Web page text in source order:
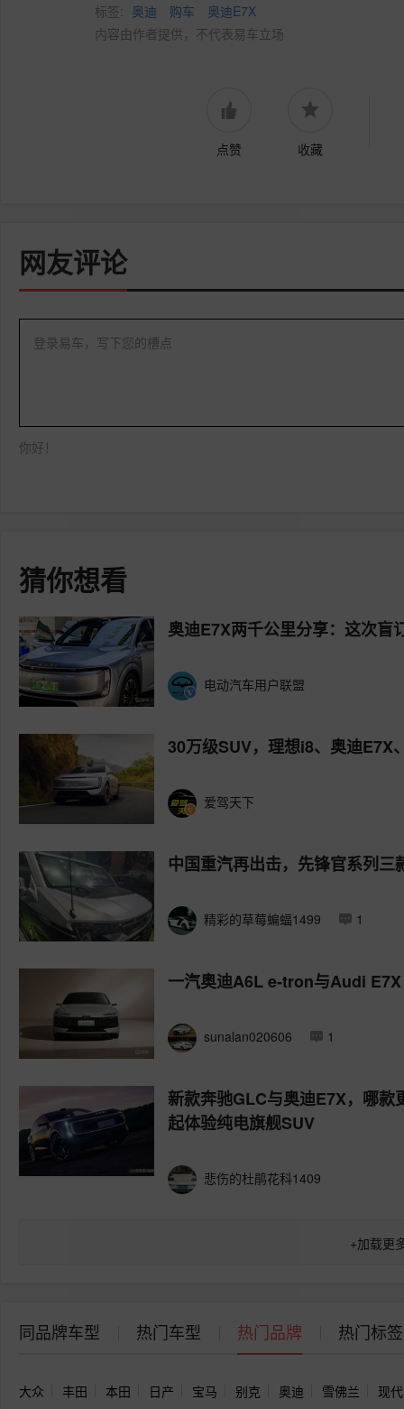
标签: 奥迪 购车
奥迪E7X
内容由作者提供，不代表易车立场
点赞 收藏
网友评论
登录易车，写下您的槽点
你好！
猜你想看
奥迪E7X两千公里分享：这次盲
电动汽车用户联盟
30万级SUV，理想i8、奥迪E7X
爱驾天下
中国重汽再出击，先锋官系列
精彩的草莓蝙蝠1499 1
一汽奥迪A6L e-tron与Audi
sunalan020606 1
新款奔驰GLC与奥迪E7X，哪
起体验纯电旗舰SUV
悲伤的杜鹃花科1409
+加载更
同品牌车型 热门车型 热门品牌 热门标签
大众 丰田 本田 日产 宝马 别克 奥迪 雪佛兰 现代